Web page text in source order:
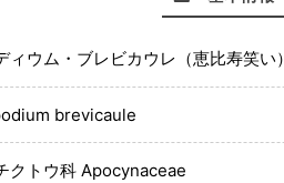
ィウム・ブレビカウレ（恵比寿笑い）
brevicaule
クトウ科 Apocynaceae